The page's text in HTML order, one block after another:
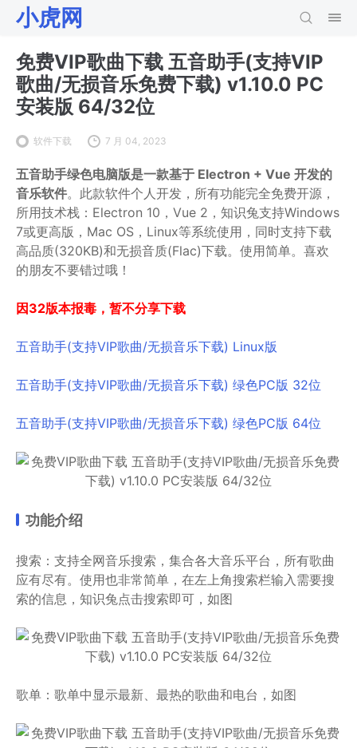
小虎网
免费VIP歌曲下载 五音助手(支持VIP
歌曲/无损音乐免费下载) v1.10.0 PC
安装版 64/32位
软件下载 7 月 04, 2023
五音助手绿色电脑版是一款基于 Electron + Vue 开发的
音乐软件。此款软件个人开发，所有功能完全免费开源，
所用技术栈：Electron 10，Vue 2，知识兔支持Windows
7或更高版，Mac OS，Linux等系统使用，同时支持下载
高品质(320KB)和无损音质(Flac)下载。使用简单。喜欢
的朋友不要错过哦！
因32版本报毒，暂不分享下载
五音助手(支持VIP歌曲/无损音乐下载) Linux版
五音助手(支持VIP歌曲/无损音乐下载) 绿色PC版 32位
五音助手(支持VIP歌曲/无损音乐下载) 绿色PC版 64位
功能介绍
搜索：支持全网音乐搜索，集合各大音乐平台，所有歌曲
应有尽有。使用也非常简单，在左上角搜索栏输入需要搜
索的信息，知识兔点击搜索即可，如图
歌单：歌单中显示最新、最热的歌曲和电台，如图